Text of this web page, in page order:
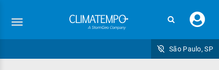
seu
São Paulo, SP